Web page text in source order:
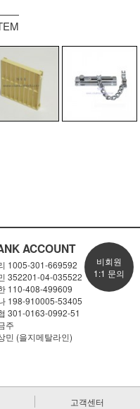
ACCOUNT
1005-301-669592
352201-04-035522
110-408-499609
198-910005-53405
301-0163-0992-51
주
민 (을지메탈라인)
비회원
1:1 문의
고객센터